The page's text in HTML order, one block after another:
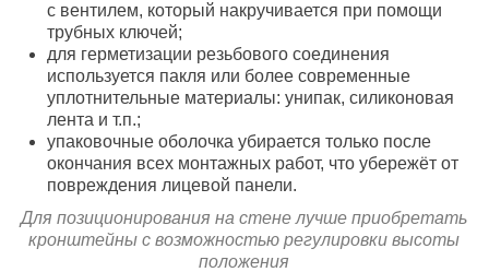
с вентилем, который накручивается при помощи
трубных ключей;
для герметизации резьбового соединения
используется пакля или более современные
уплотнительные материалы: унипак, силиконовая
лента и т.п.;
упаковочные оболочка убирается только после
окончания всех монтажных работ, что убережёт от
повреждения лицевой панели.
Для позиционирования на стене лучше приобретать
кронштейны с возможностью регулировки высоты
положения